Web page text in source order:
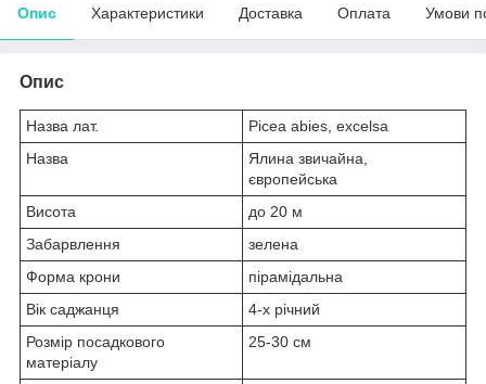
Опис Характеристики Доставка Оплата Умови
Опис
Назва лат.
Picea abies, excelsa
Назва
Ялина звичайна,
європейська
Висота
до 20 м
Забарвлення
зелена
Форма крони
пірамідальна
Вік саджанця
4-х річний
Розмір посадкового
матеріалу
25-30 см